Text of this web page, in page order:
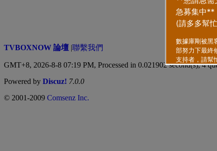
TVBOXNOW 論壇 |聯繫我們
GMT+8, 2026-8-8 07:19 PM, Processed in 0.021902 second(s), 4
Powered by Discuz! 7.0.0
© 2001-2009 Comsenz Inc.